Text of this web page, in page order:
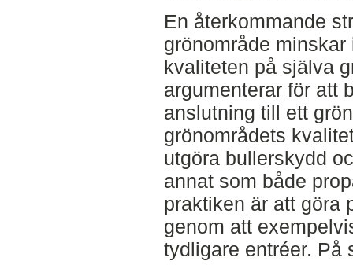
En återkommande
grönområde
kvaliteten på själva
argumenterar för att
anslutning till ett
grönområdets
utgöra bullerskydd
annat som både
praktiken är att göra
genom att
tydligare entréer. På